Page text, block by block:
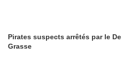
Pirates suspects arrêtés par le De
Grasse